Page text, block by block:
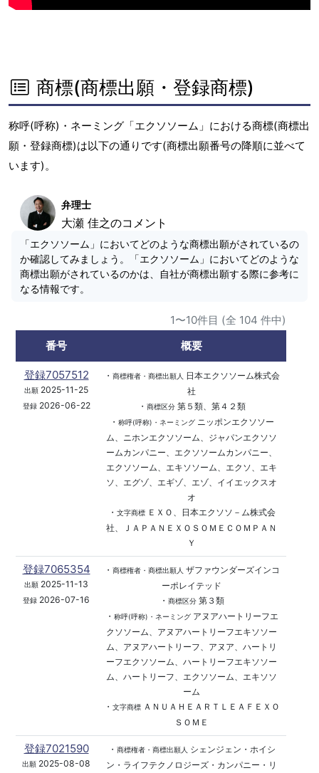
商標(商標出願・登録商標)
称呼(呼称)・ネーミング「エクソソーム」における商標(商標出
願・登録商標)は以下の通りです(商標出願番号の降順に並べて
います)。
弁理士
大瀬 佳之のコメント
「エクソソーム」においてどのような商標出願がされているの
か確認してみましょう。「エクソソーム」においてどのような
商標出願がされているのかは、自社が商標出願する際に参考に
なる情報です。
1〜10件目 (全 104 件中)
番号
概要
登録7057512
出願 2025-11-25
登録2026-06-22
・ 商標権者・商標出願人
日本エクソソーム株式会
社
・ 商標区分第５類、第４２類
・ 称呼(呼称)・ネーミングニッポンエクソソー
ム、ニホンエクソソーム、ジャパンエクソソ
ームカンパニー、エクソソームカンパニー、
エクソソーム、エキソソーム、エクソ、エキ
ソ、エグゾ、エギゾ、エゾ、イイエックスオ
オ
・ 文字商標ＥＸＯ、日本エクソソ－ム株式会
社、ＪＡＰＡＮＥＸＯＳＯＭＥＣＯＭＰＡＮ
Ｙ
登録7065354
出願 2025-11-13
登録 2026-07-16
・ 商標権者・商標出願人 ザファウンダーズインコ
ーポレイテッド
・ 商標区分第３類
・ 称呼(呼称)・ネーミングアヌアハートリーフエ
クソソーム、アヌアハートリーフエキソソー
ム、アヌアハートリーフ、アヌア、ハートリ
ーフエクソソーム、ハートリーフエキソソー
ム、ハートリーフ、エクソソーム、エキソソ
ーム
・ 文字商標ＡＮＵＡＨＥＡＲＴＬＥＡＦＥＸＯ
ＳＯＭＥ
登録7021590
出願 2025-08-08
・ 商標権者・商標出願人
シェンジェン・ホイシ
ン・ライフテクノロジーズ・カンパニー・リ